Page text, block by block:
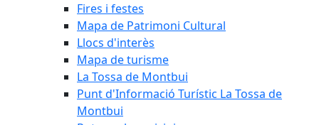
Fires i festes
Mapa de Patrimoni Cultural
Llocs d'interès
Mapa de turisme
La Tossa de Montbui
Punt d'Informació Turístic La Tossa de
Montbui